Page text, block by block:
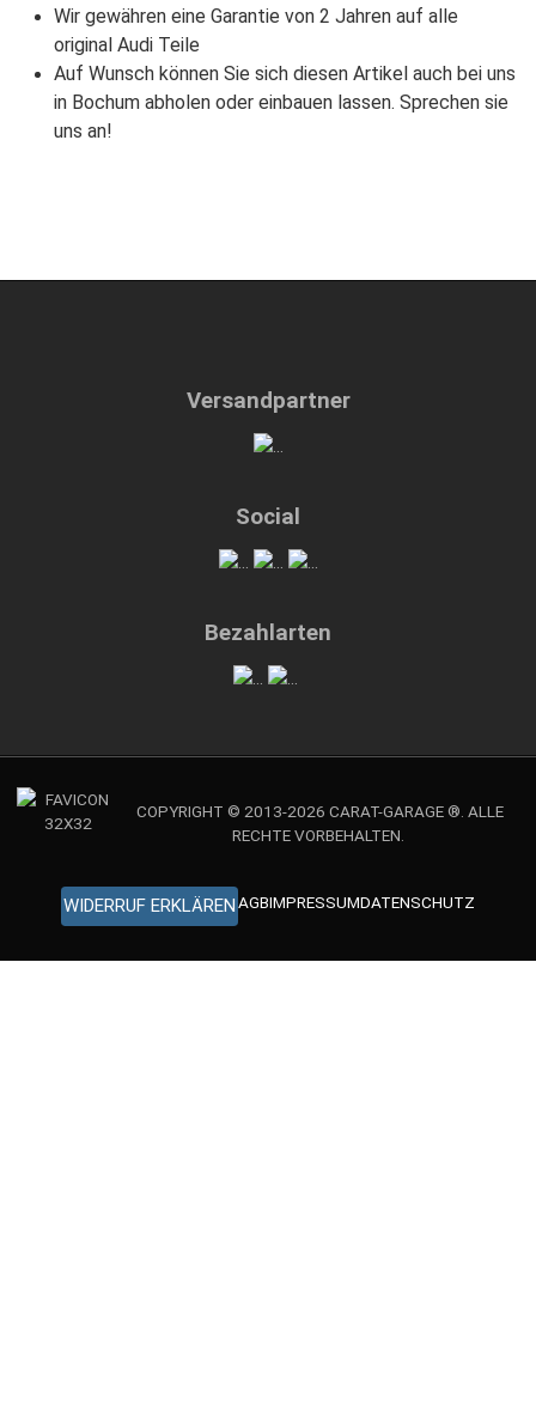
Wir gewähren eine Garantie von 2 Jahren auf alle
original Audi Teile
Auf Wunsch können Sie sich diesen Artikel auch bei uns
in Bochum abholen oder einbauen lassen. Sprechen sie
uns an!
Versandpartner
Social
Bezahlarten
COPYRIGHT © 2013-2026 CARAT-GARAGE ®. ALLE
RECHTE VORBEHALTEN.
WIDERRUF ERKLÄREN AGBIMPRESSUMDATENSCHUTZ